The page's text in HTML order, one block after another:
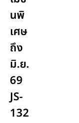
นพิ
เศษ
ถึง
มิ.ย.
69
JS-
132